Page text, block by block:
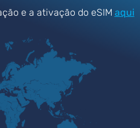
e a ativação do eSIM aqui